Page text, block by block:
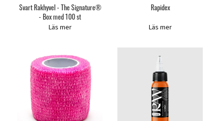
Svart Rakhyvel - The Signature®
- Box med 100 st
Läs mer
Rapidex
Läs mer